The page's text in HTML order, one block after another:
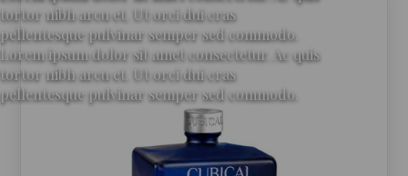
tortor nibh arcu et. Ut orci dui cras
pellentesque pulvinar semper sed commodo.
Lorem ipsum dolor sit amet consectetur. Ac quis
tortor nibh arcu et. Ut orci dui cras
pellentesque pulvinar semper sed commodo.